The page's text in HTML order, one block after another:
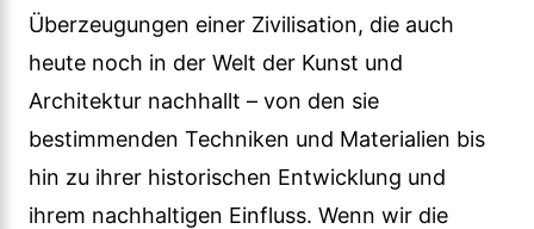
Überzeugungen einer Zivilisation, die auch
heute noch in der Welt der Kunst und
Architektur nachhallt – von den sie
bestimmenden Techniken und Materialien bis
hin zu ihrer historischen Entwicklung und
ihrem nachhaltigen Einfluss. Wenn wir die